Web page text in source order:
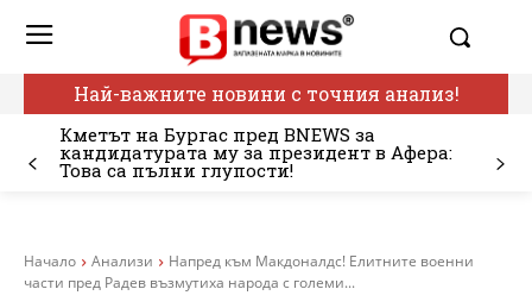
Най-важните новини с точния анализ!
Кметът на Бургас пред BNEWS за
кандидатурата му за президент в Афера:
Това са пълни глупости!
Начало Анализи
Напред към Макдоналдс! Елитните военни
части пред Радев възмутиха народа с големи...